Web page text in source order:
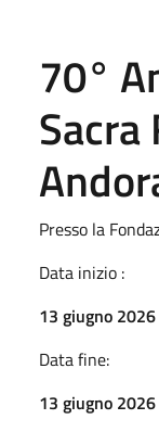
70°
Presso la
Data inizio :
13 giugno 2026
Data fine:
13 giugno 2026